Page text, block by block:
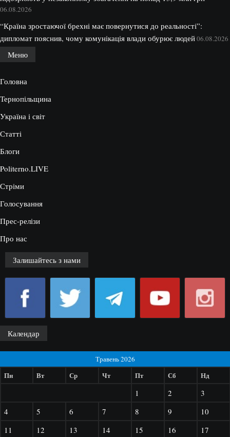
06.08.2026
“Країна зростаючої брехні має повернутися до реальності”:
дипломат пояснив, чому комунікація влади обурює людей06.08.2026
Меню
Головна
Тернопільщина
Україна і світ
Статті
Блоги
Politerno.LIVE
Стріми
Голосування
Прес-релізи
Про нас
Залишайтесь з нами
Календар
Травень 2026
Пн Вт Ср Чт Пт Сб Нд
1 2
3
4
5 6 7 8 9
10
11
12 13 14 15 16 17